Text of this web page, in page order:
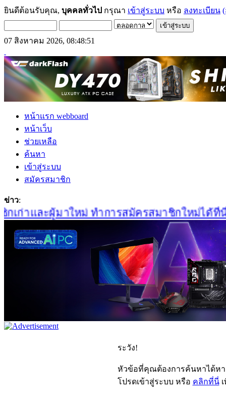
ยินดีต้อนรับคุณ, บุคคลทั่วไป กรุณา เข้าสู่ระบบ หรือ ลงทะเบียน
07 สิงหาคม 2026, 08:48:51
หน้าแรก webboard
หน้าเว็บ
ช่วยเหลือ
ค้นหา
เข้าสู่ระบบ
สมัครสมาชิก
ข่าว:
ก่าและผู้มาใหม่ ทำการสมัครสมาชิกใหม่ได้ที่นี่เ
ระวัง!
หัวข้อที่คุณต้องการค้นหาได้ห
โปรดเข้าสู่ระบบ หรือ คลิกที่นี่เ